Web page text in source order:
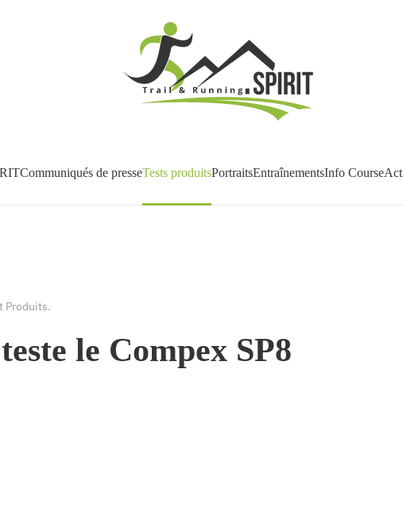
Communiqués de presseTests produitsPortraitsEntraînementsInfo Course
Produits.
le Compex SP8